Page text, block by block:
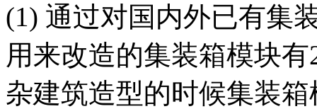
(1) 通过对国内外已有集
用来改造的集装箱模块
杂建筑造型的时候集装